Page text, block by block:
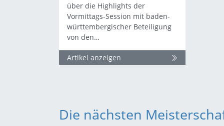
über die Highlights der
Vormittags-Session mit baden-
württembergischer Beteiligung
von den…
Artikel anzeigen
Die nächsten